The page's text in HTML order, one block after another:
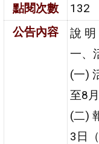
點閱次數
132
公告內容
說 明
一、
(一)
至8
(二)
3日